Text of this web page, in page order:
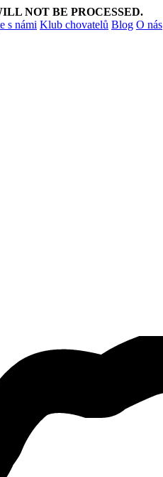
NOT BE PROCESSED.
s námi Klub chovatelů Blog O nás